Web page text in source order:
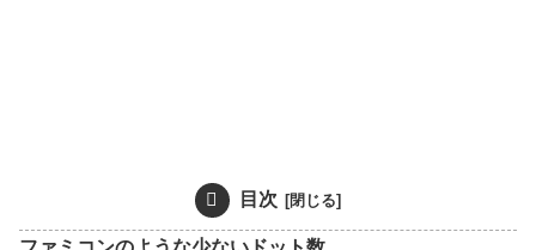
目次